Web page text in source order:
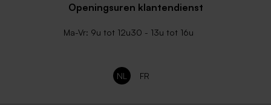
Openingsuren klantendienst
Ma-Vr: 9u tot 12u30 - 13u tot 16u
NL FR